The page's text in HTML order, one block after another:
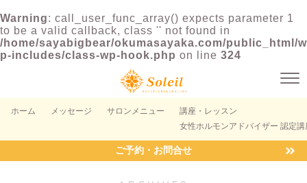
Warning: call_user_func_array() expects parameter 1
to be a valid callback, class '' not found in
/home/sayabigbear/okumasayaka.com/public_html/w
p-includes/class-wp-hook.php on line 324
ホーム メッセージ サロンメニュー
講座・レッスン
女性ホルモンアドバイザー 認定講
ご予約・お問合せ